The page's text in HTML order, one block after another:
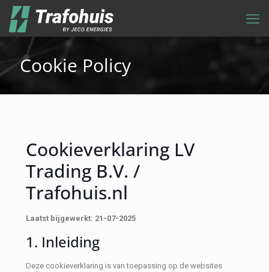
Cookie Policy
Cookieverklaring LV
Trading B.V. /
Trafohuis.nl
Laatst bijgewerkt: 21-07-2025
1. Inleiding
Deze cookieverklaring is van toepassing op de websites